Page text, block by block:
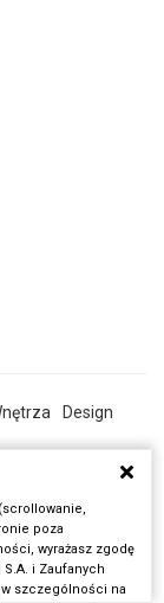
Design
poza
wyrażasz zgodę
i Zaufanych
szczególności na